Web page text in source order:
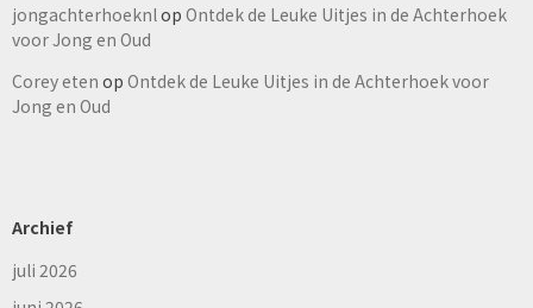
jongachterhoeknl op Ontdek de Leuke Uitjes in de Achterhoek
voor Jong en Oud
Corey eten op Ontdek de Leuke Uitjes in de Achterhoek voor
Jong en Oud
Archief
juli 2026